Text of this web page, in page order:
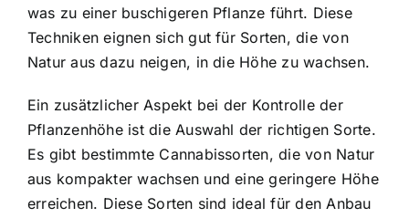
was zu einer buschigeren Pflanze führt. Diese
Techniken eignen sich gut für Sorten, die von
Natur aus dazu neigen, in die Höhe zu wachsen.
Ein zusätzlicher Aspekt bei der Kontrolle der
Pflanzenhöhe ist die Auswahl der richtigen Sorte.
Es gibt bestimmte Cannabissorten, die von Natur
aus kompakter wachsen und eine geringere Höhe
erreichen. Diese Sorten sind ideal für den Anbau